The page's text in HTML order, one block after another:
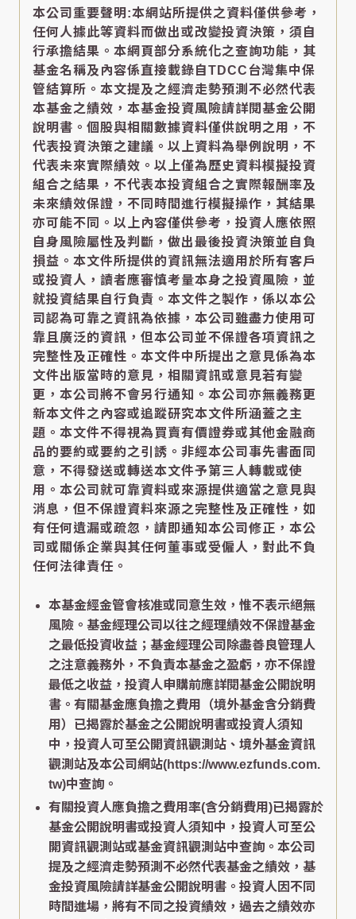
本公司重要聲明:本網站所提供之資料僅供參考，
任何人據此等資料而做出或改變投資決策，須自
行承擔結果。本網頁部分系統化之查詢功能，其
基金名稱及內容係直接載錄自TDCC台灣集中保
管結算所。本文提及之經濟走勢預測不必然代表
本基金之績效，本基金投資風險請詳閱基金公開
說明書。個股與相關數據資料僅供說明之用，不
代表投資決策之建議。以上資料為舉例說明，不
代表未來實際績效。以上僅為歷史資料模擬投資
組合之結果，不代表本投資組合之實際報酬率及
未來績效保證，不同時間進行模擬操作，其結果
亦可能不同。以上內容僅供參考，投資人應依照
自身風險屬性及判斷，做出最後投資決策並自負
損益。本文件所提供的資訊無法適用於所有客戶
或投資人，讀者應審慎考量本身之投資風險，並
就投資結果自行負責。本文件之製作，係以本公
司認為可靠之資訊為依據，本公司雖盡力使用可
靠且廣泛的資訊，但本公司並不保證各項資訊之
完整性及正確性。本文件中所提出之意見係為本
文件出版當時的意見，相關資訊或意見若有變
更，本公司將不會另行通知。本公司亦無義務更
新本文件之內容或追蹤研究本文件所涵蓋之主
題。本文件不得視為買賣有價證券或其他金融商
品的要約或要約之引誘。非經本公司事先書面同
意，不得發送或轉送本文件予第三人轉載或使
用。本公司就可靠資料或來源提供適當之意見與
消息，但不保證資料來源之完整性及正確性，如
有任何遺漏或疏忽，請即通知本公司修正，本公
司或關係企業與其任何董事或受僱人，對此不負
任何法律責任。
本基金經金管會核准或同意生效，惟不表示絕無
風險。基金經理公司以往之經理績效不保證基金
之最低投資收益；基金經理公司除盡善良管理人
之注意義務外，不負責本基金之盈虧，亦不保證
最低之收益，投資人申購前應詳閱基金公開說明
書。有關基金應負擔之費用（境外基金含分銷費
用）已揭露於基金之公開說明書或投資人須知
中，投資人可至公開資訊觀測站、境外基金資訊
觀測站及本公司網站(https://www.ezfunds.com.
tw)中查詢。
有關投資人應負擔之費用率(含分銷費用)已揭露於
基金公開說明書或投資人須知中，投資人可至公
開資訊觀測站或基金資訊觀測站中查詢。本公司
提及之經濟走勢預測不必然代表基金之績效，基
金投資風險請詳基金公開說明書。投資人因不同
時間進場，將有不同之投資績效，過去之績效亦